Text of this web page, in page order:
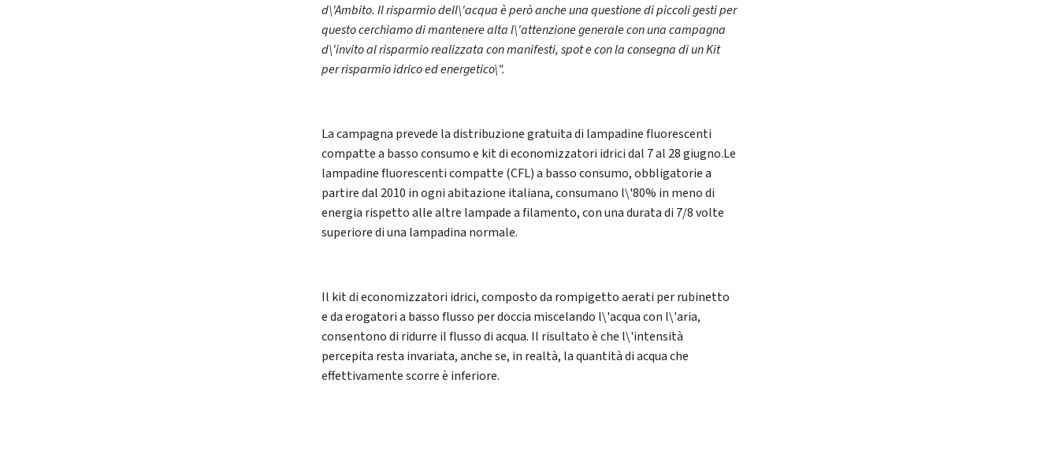
d\'Ambito. Il risparmio dell\'acqua è però anche una questione di piccoli gesti per
questo cerchiamo di mantenere alta l\'attenzione generale con una campagna
d\'invito al risparmio realizzata con manifesti, spot e con la consegna di un Kit
per risparmio idrico ed energetico\".
La campagna prevede la distribuzione gratuita di lampadine fluorescenti
compatte a basso consumo e kit di economizzatori idrici dal 7 al 28 giugno.Le
lampadine fluorescenti compatte (CFL) a basso consumo, obbligatorie a
partire dal 2010 in ogni abitazione italiana, consumano l\'80% in meno di
energia rispetto alle altre lampade a filamento, con una durata di 7/8 volte
superiore di una lampadina normale.
Il kit di economizzatori idrici, composto da rompigetto aerati per rubinetto
e da erogatori a basso flusso per doccia miscelando l\'acqua con l\'aria,
consentono di ridurre il flusso di acqua. Il risultato è che l\'intensità
percepita resta invariata, anche se, in realtà, la quantità di acqua che
effettivamente scorre è inferiore.